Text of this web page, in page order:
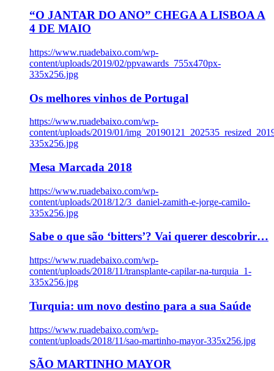
“O JANTAR DO ANO” CHEGA A LISBOA A
4 DE MAIO
https://www.ruadebaixo.com/wp-
content/uploads/2019/02/ppvawards_755x470px-
335x256.jpg
Os melhores vinhos de Portugal
https://www.ruadebaixo.com/wp-
content/uploads/2019/01/
335x256.jpg
Mesa Marcada 2018
https://www.ruadebaixo.com/wp-
content/uploads/2018/12/3_daniel-zamith-e-jorge-camilo-
335x256.jpg
Sabe o que são ‘bitters’? Vai querer descobrir…
https://www.ruadebaixo.com/wp-
content/uploads/2018/11/transplante-capilar-na-turquia_1-
335x256.jpg
Turquia: um novo destino para a sua Saúde
https://www.ruadebaixo.com/wp-
content/uploads/2018/11/sao-martinho-mayor-335x256.jpg
SÃO MARTINHO MAYOR